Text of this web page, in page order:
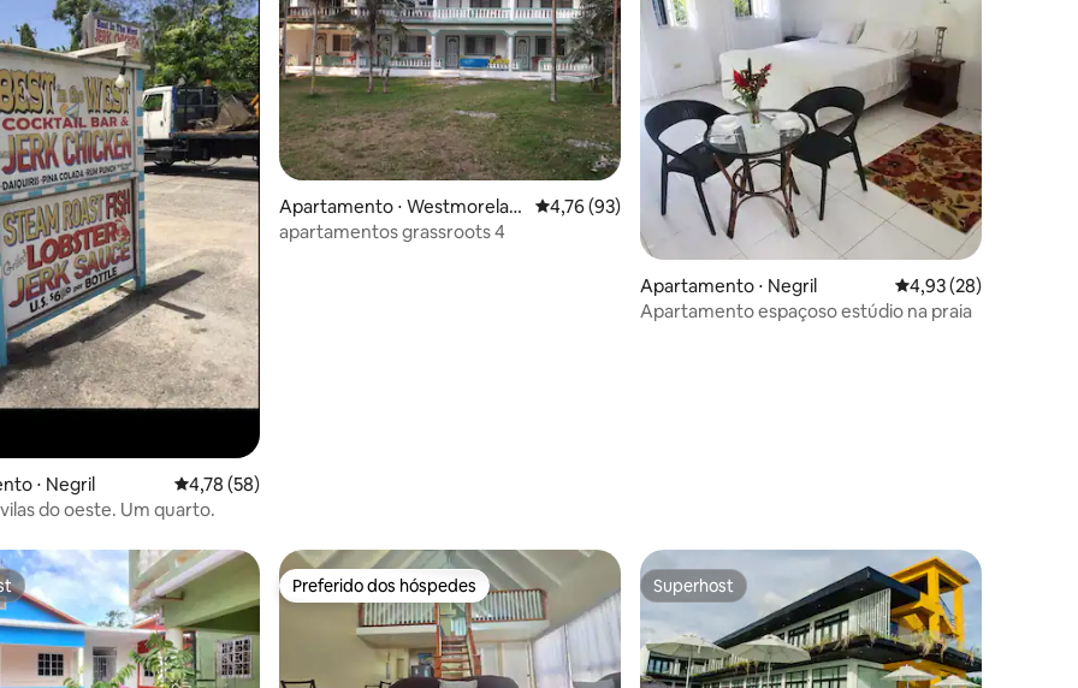
de 5, 83 avaliações
⋅ Negril 4,78 de uma avaliação média de 5, 58 avaliações
4,78 (58)
do oeste. Um quarto.
Apartamento ⋅ Westmorelan
d Parish
4,76 de uma avaliação média de 5, 93 avaliações
4,76 (93)
apartamentos grassroots 4
Apartamento ⋅ Negril 4,93 de uma
4,93 (28)
Apartamento espaçoso estúdio na praia
Preferido dos hóspedes
Preferido dos hóspedes Superhost
Superhost